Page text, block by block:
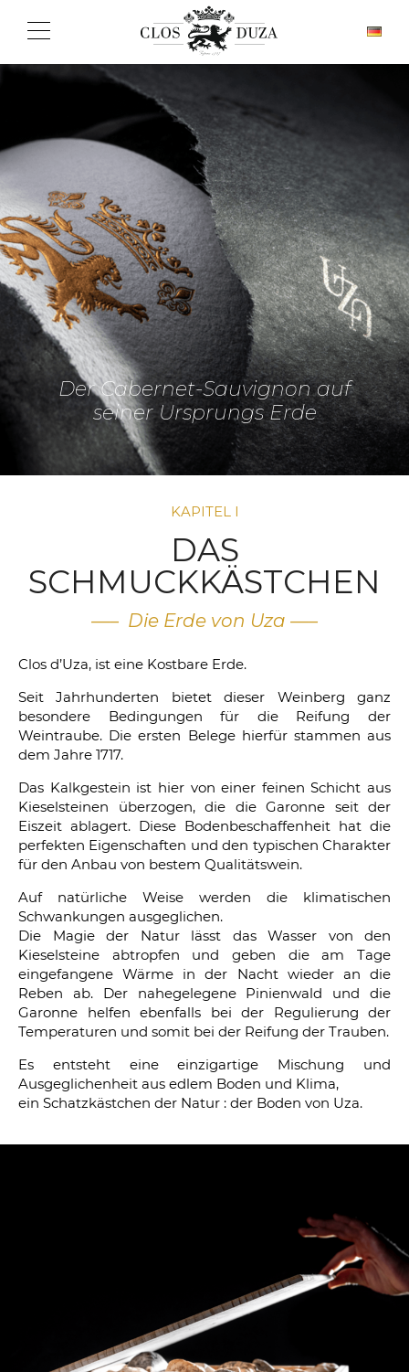
Der Cabernet-Sauvignon auf
seiner Ursprungs Erde
KAPITEL I
DAS
SCHMUCKKÄSTCHEN
—– Die Erde von Uza —–
Clos d’Uza, ist eine Kostbare Erde.
Seit Jahrhunderten bietet dieser Weinberg ganz
besondere Bedingungen für die Reifung der
Weintraube. Die ersten Belege hierfür stammen aus
dem Jahre 1717.
Das Kalkgestein ist hier von einer feinen Schicht aus
Kieselsteinen überzogen, die die Garonne seit der
Eiszeit ablagert. Diese Bodenbeschaffenheit hat die
perfekten Eigenschaften und den typischen Charakter
für den Anbau von bestem Qualitätswein.
Auf natürliche Weise werden die klimatischen
Schwankungen ausgeglichen.
Die Magie der Natur lässt das Wasser von den
Kieselsteine abtropfen und geben die am Tage
eingefangene Wärme in der Nacht wieder an die
Reben ab. Der nahegelegene Pinienwald und die
Garonne helfen ebenfalls bei der Regulierung der
Temperaturen und somit bei der Reifung der Trauben.
Es entsteht eine einzigartige Mischung und
Ausgeglichenheit aus edlem Boden und Klima,
ein Schatzkästchen der Natur : der Boden von Uza.